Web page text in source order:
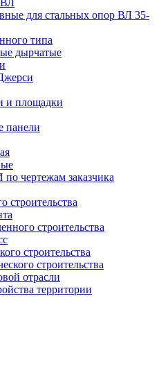
ВЛ
для стальных опор ВЛ 35-
типа
дырчатые
и площадки
панели
чертежам заказчика
строительства
строительства
строительства
отрасли
территории